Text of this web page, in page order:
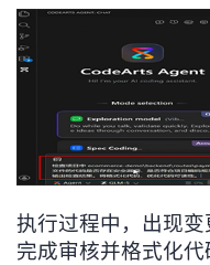
执行过程中，出现
完成审核并格式化代